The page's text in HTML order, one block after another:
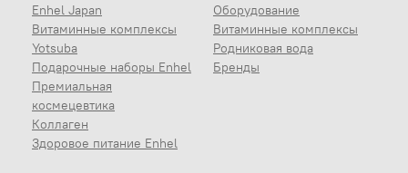
Enhel Japan
Витаминные комплексы
Yotsuba
Подарочные наборы Enhel
Премиальная
космецевтика
Коллаген
Здоровое питание Enhel
Оборудование
Витаминные комплексы
Родниковая вода
Бренды